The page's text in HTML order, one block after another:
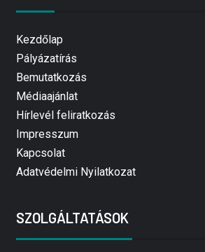
Kezdőlap
Pályázatírás
Bemutatkozás
Médiaajánlat
Hírlevél feliratkozás
Impresszum
Kapcsolat
Adatvédelmi Nyilatkozat
SZOLGÁLTATÁSOK